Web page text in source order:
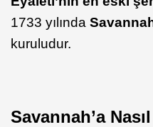
1733 yılında
kuruludur.
Savannah’a